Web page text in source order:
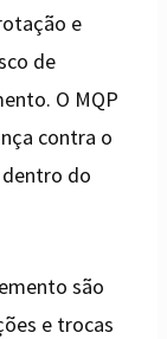
e
de
O MQP
contra o
do
são
e trocas